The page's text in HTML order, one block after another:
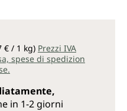
€ / 1 kg) Prezzi IVA
spese di spedizion
in 1-2 giorni